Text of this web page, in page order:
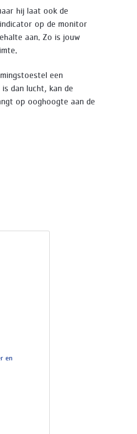
hij laat ook de
op de monitor
aan. Zo is jouw
een
dan lucht, kan de
op ooghoogte aan de
en